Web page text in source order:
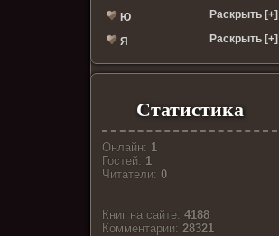
Ю Раскрыть [+]
Я Раскрыть [+]
Статистика
Онлайн: 1
Гостей: 1
Читатели:0
Книг на сайте:4188
Комментарии:28321